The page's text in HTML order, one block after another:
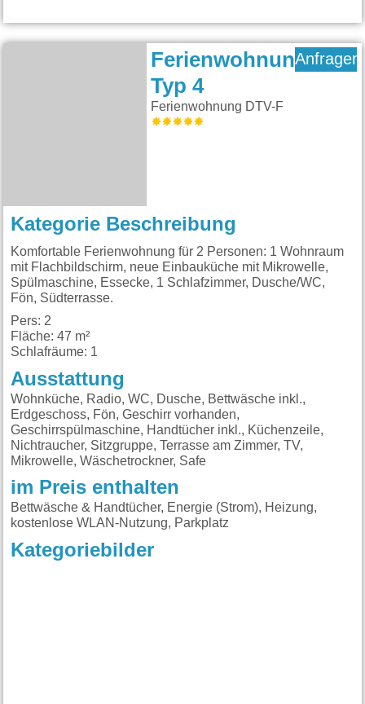
Ferienwohnung
Typ 4
Ferienwohnung DTV-F
Anfragen
Kategorie Beschreibung
Komfortable Ferienwohnung für 2 Personen: 1 Wohnraum
mit Flachbildschirm, neue Einbauküche mit Mikrowelle,
Spülmaschine, Essecke, 1 Schlafzimmer, Dusche/WC,
Fön, Südterrasse.
Pers: 2
Fläche: 47 m²
Schlafräume: 1
Ausstattung
Wohnküche, Radio, WC, Dusche, Bettwäsche inkl.,
Erdgeschoss, Fön, Geschirr vorhanden,
Geschirrspülmaschine, Handtücher inkl., Küchenzeile,
Nichtraucher, Sitzgruppe, Terrasse am Zimmer, TV,
Mikrowelle, Wäschetrockner, Safe
im Preis enthalten
Bettwäsche & Handtücher, Energie (Strom), Heizung,
kostenlose WLAN-Nutzung, Parkplatz
Kategoriebilder